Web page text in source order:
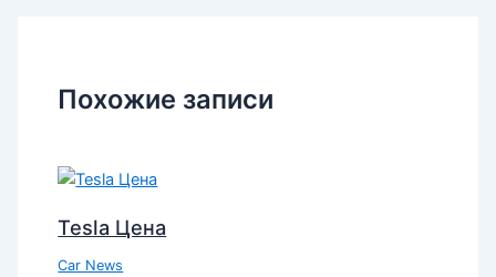
Похожие записи
Tesla Цена
Car News